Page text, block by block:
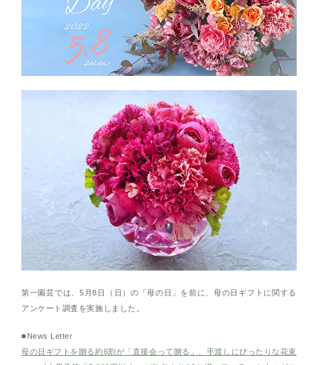
第一園芸では、5月8日（日）の「母の日」を前に、母の日ギフトに関する
アンケート調査を実施しました。
■News Letter
母の日ギフトを贈る約6割が「直接会って贈る」、手渡しにぴったりな花束